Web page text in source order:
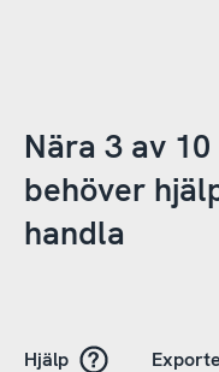
Nära 3 av
behöver
handla
Hjälp